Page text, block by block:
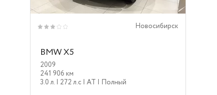
Новосибирск
BMW X5
2009
241 906 км
3.0 л. | 272 л.c | AT | Полный